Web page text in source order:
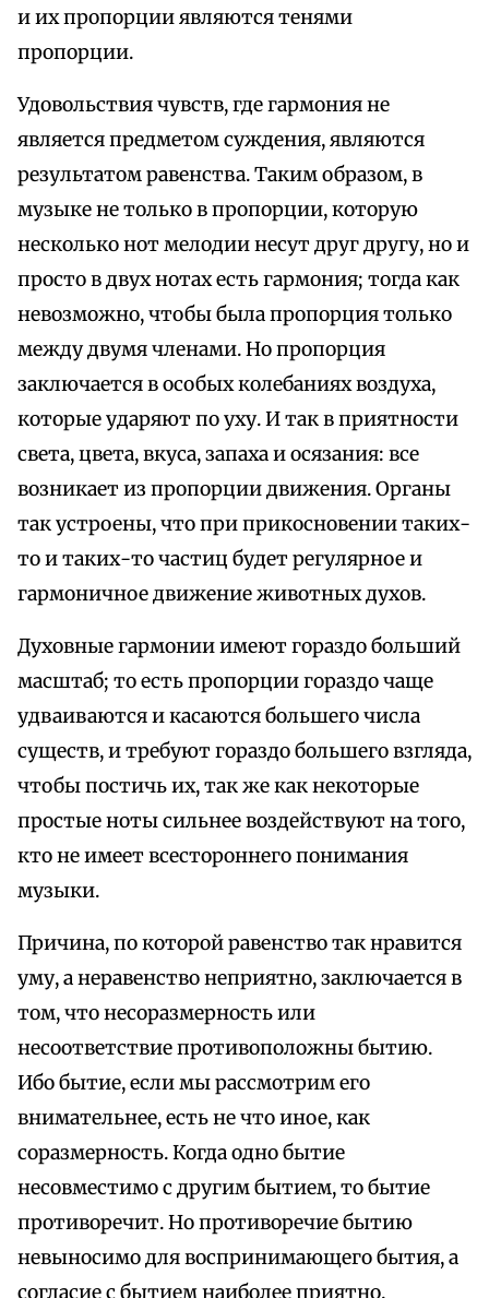
и их пропорции являются тенями
пропорции.
Удовольствия чувств, где гармония не
является предметом суждения, являются
результатом равенства. Таким образом, в
музыке не только в пропорции, которую
несколько нот мелодии несут друг другу, но и
просто в двух нотах есть гармония; тогда как
невозможно, чтобы была пропорция только
между двумя членами. Но пропорция
заключается в особых колебаниях воздуха,
которые ударяют по уху. И так в приятности
света, цвета, вкуса, запаха и осязания: все
возникает из пропорции движения. Органы
так устроены, что при прикосновении таких-
то и таких-то частиц будет регулярное и
гармоничное движение животных духов.
Духовные гармонии имеют гораздо больший
масштаб; то есть пропорции гораздо чаще
удваиваются и касаются большего числа
существ, и требуют гораздо большего взгляда,
чтобы постичь их, так же как некоторые
простые ноты сильнее воздействуют на того,
кто не имеет всестороннего понимания
музыки.
Причина, по которой равенство так нравится
уму, а неравенство неприятно, заключается в
том, что несоразмерность или
несоответствие противоположны бытию.
Ибо бытие, если мы рассмотрим его
внимательнее, есть не что иное, как
соразмерность. Когда одно бытие
несовместимо с другим бытием, то бытие
противоречит. Но противоречие бытию
невыносимо для воспринимающего бытия, а
согласие с бытием наиболее приятно.